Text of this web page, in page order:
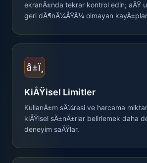
ekranÄ±nda tekrar kontrol edin; aÄŸ
geri dÃ¶nÃ¼ÅŸÃ¼ olmayan
â±ï¸
KiÅŸisel Limitler
KullanÄ±m sÃ¼resi ve harcama
kiÅŸisel sÄ±nÄ±rlar belirlemek daha
deneyim saÄŸlar.